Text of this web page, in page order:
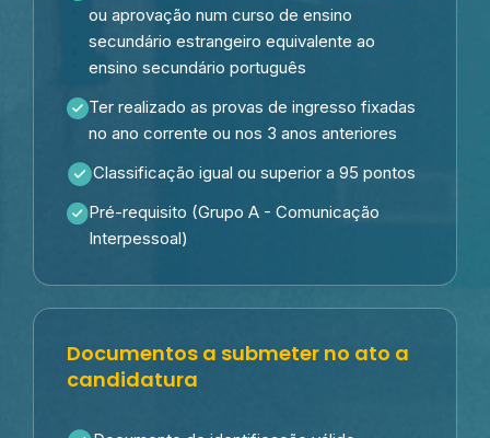
ou aprovação num curso de ensino
secundário estrangeiro equivalente ao
ensino secundário português
Ter realizado as provas de ingresso fixadas
no ano corrente ou nos 3 anos anteriores
Classificação igual ou superior a 95 pontos
Pré-requisito (Grupo A - Comunicação
Interpessoal)
Documentos a submeter no ato a
candidatura